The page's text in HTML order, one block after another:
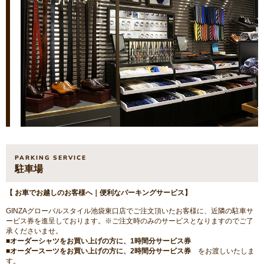
PARKING SERVICE
駐車場
【 お車でお越しのお客様へ｜便利なパーキングサービス】
GINZAグローバルスタイル池袋東口店でご注文頂いたお客様に、近隣の駐車サ
ービス券を進呈しております。※ご注文時のみのサービスとなりますのでご了
承くださいませ。
■オーダーシャツをお買い上げの方に、1時間分サービス券
■オーダースーツをお買い上げの方に、2時間分サービス券 をお渡しいたしま
す。